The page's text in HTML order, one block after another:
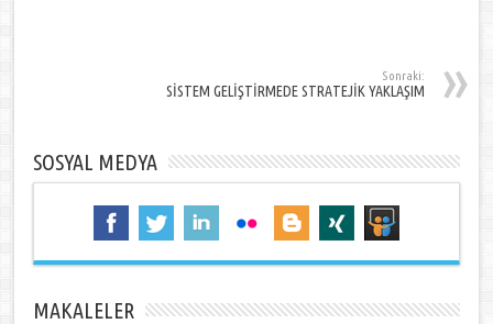
Sonraki:
SİSTEM GELİŞTİRMEDE STRATEJİK YAKLAŞIM
SOSYAL MEDYA
MAKALELER